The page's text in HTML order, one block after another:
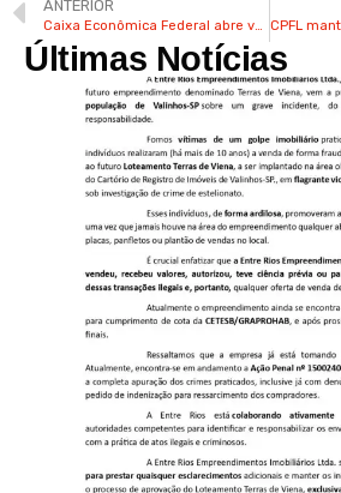
ANTERIOR
Caixa Econômica Federal abre vagas de estágio em agências de Valinhos
Últimas Notícias